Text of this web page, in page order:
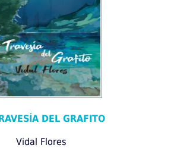
DEL GRAFITO
Vidal Flores